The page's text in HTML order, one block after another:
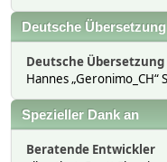
Deutsche Übersetzung
Deutsche Übersetzung
Hannes
Spezieller Dank an
Beratende Entwickler